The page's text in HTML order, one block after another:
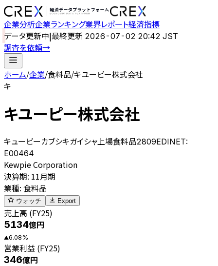
企業分析企業ランキング業界レポート経済指標
データ更新中|最終更新 2026-07-02 20:42 JST
調査を依頼→
ホーム/企業/食料品/キユーピー株式会社
キ
キユーピー株式会社
キューピーカブシキガイシャ 上場食料品2809EDINET:
E00464
Kewpie Corporation
決算期: 11月期
業種: 食料品
ウォッチ Export
売上高 (FY25)
5134億円
▲6.08%
営業利益 (FY25)
346億円